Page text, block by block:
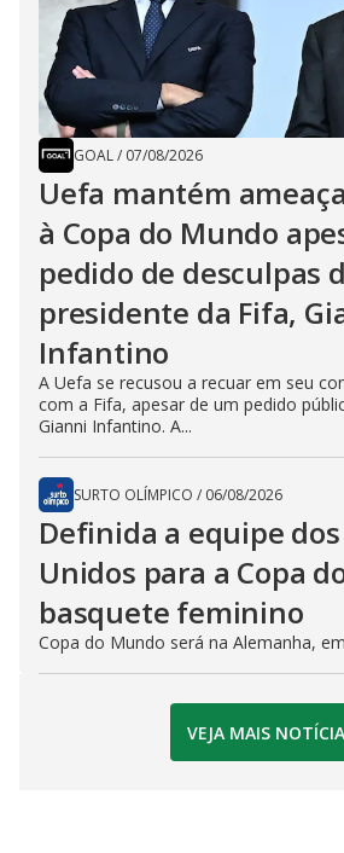
GOAL/ 07/08/2026
Uefa mantém
à Copa do Mundo
pedido de desculpas
presidente da Fifa,
Infantino
A Uefa se recusou a recuar em seu
com a Fifa, apesar de um pedido
Gianni Infantino. A...
SURTO OLÍMPICO / 06/08/2026
Definida a equipe
Unidos para a Copa
basquete feminino
Copa do Mundo será na Alemanha,
VEJA MAIS